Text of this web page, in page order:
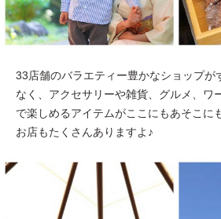
33店舗のバラエティー豊かなショップが
なく、アクセサリーや雑貨、グルメ、ワ
で楽しめるアイテムがここにもあそこに
お店もたくさんありますよ♪